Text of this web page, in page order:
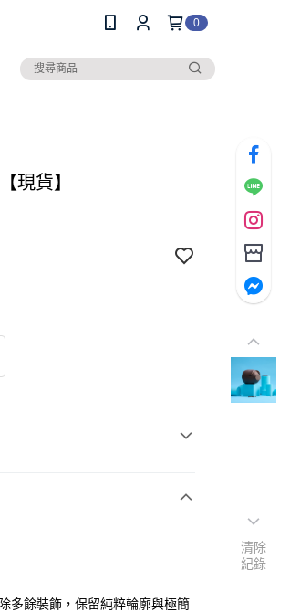
0
現貨】
21家銀行
多餘裝飾，保留純粹輪廓與極簡
清除
紀錄